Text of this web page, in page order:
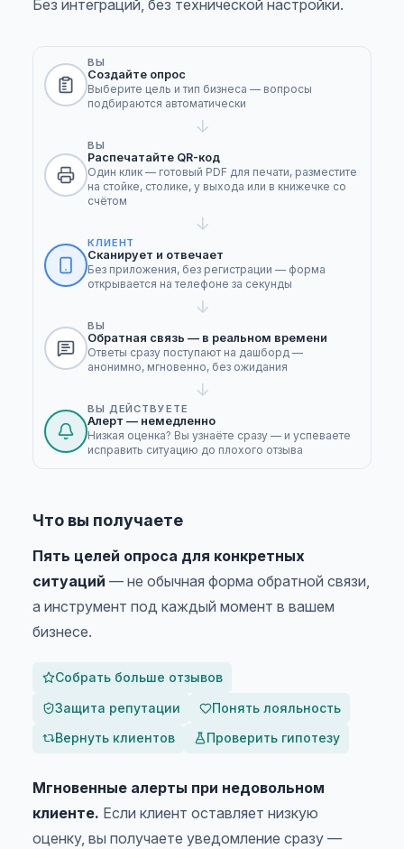
Без интеграций, без технической настройки.
ВЫ
Создайте опрос
Выберите цель и тип бизнеса — вопросы
подбираются автоматически
→
ВЫ
Распечатайте QR-код
Один клик — готовый PDF для печати, разместите
на стойке, столике, у выхода или в книжечке со
счётом
→
КЛИЕНТ
Сканирует и отвечает
Без приложения, без регистрации — форма
открывается на телефоне за секунды
→
ВЫ
Обратная связь — в реальном времени
Ответы сразу поступают на дашборд —
анонимно, мгновенно, без ожидания
→
ВЫ ДЕЙСТВУЕТЕ
Алерт — немедленно
Низкая оценка? Вы узнаёте сразу — и успеваете
исправить ситуацию до плохого отзыва
Что вы получаете
Пять целей опроса для конкретных
ситуаций — не обычная форма обратной связи,
а инструмент под каждый момент в вашем
бизнесе.
Собрать больше отзывов
Защита репутации
Понять лояльность
Вернуть клиентов
Проверить гипотезу
Мгновенные алерты при недовольном
клиенте. Если клиент оставляет низкую
оценку, вы получаете уведомление сразу —